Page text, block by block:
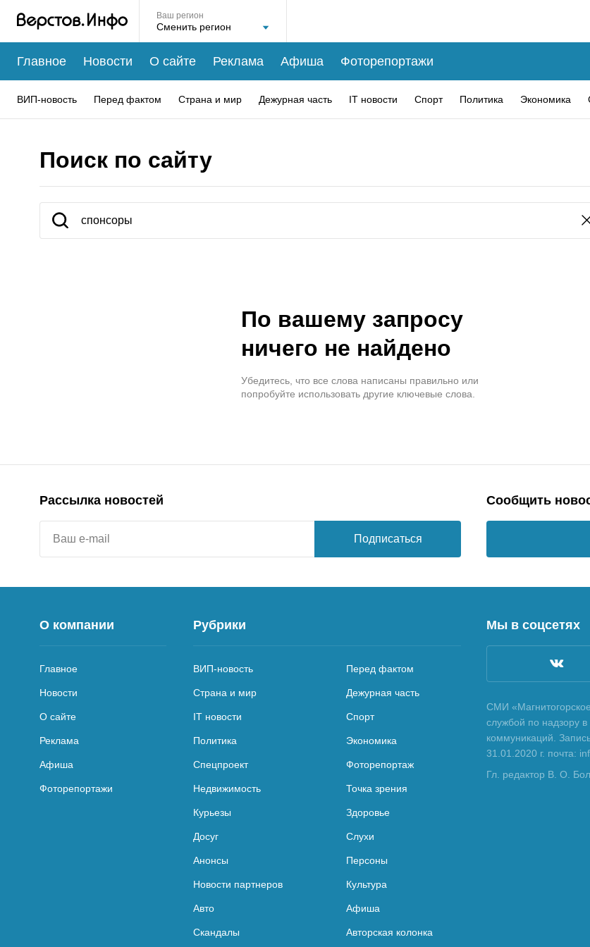
Ваш регион
Главное Новости О сайте Реклама Афиша Фоторепортажи
ВИП-новость Перед фактом Страна и мир Дежурная часть IT новости Спорт Политика Экономика
Поиск по сайту
По вашему запросу
ничего не найдено
Убедитесь, что все слова написаны правильно или
попробуйте использовать другие ключевые слова.
Рассылка новостей
Подписаться
Сообщить
О компании
Главное
Новости
О сайте
Реклама
Афиша
Фоторепортажи
Рубрики
ВИП-новость Перед фактом
Страна и мир Дежурная часть
IT новости Спорт
Политика Экономика
Спецпроект Фоторепортаж
Недвижимость Точка зрения
Курьезы Здоровье
Досуг Слухи
Анонсы Персоны
Новости партнеров Культура
Авто Афиша
Скандалы Авторская колонка
Мы в соцсетях
СМИ
службой по надзору
коммуникаций.
31.01.2020 г. почта:
Гл. редактор В. О.